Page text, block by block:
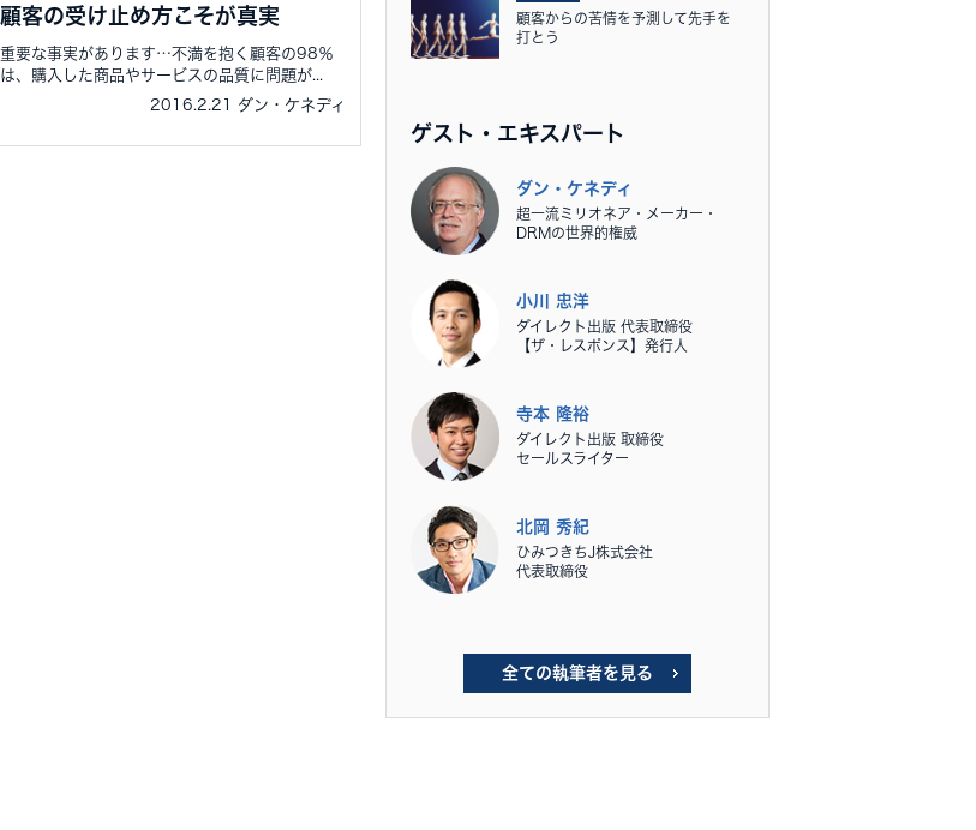
顧客の受け止め方こそが真実
重要な事実があります…不満を抱く顧客の98％
は、購入した商品やサービスの品質に問題が...
2016.2.21 ダン・ケネディ
顧客からの苦情を予測して先手を
打とう
ゲスト・エキスパート
ダン・ケネディ
超一流ミリオネア・メーカー・
DRMの世界的権威
小川 忠洋
ダイレクト出版 代表取締役
【ザ・レスポンス】発行人
寺本 隆裕
ダイレクト出版 取締役
セールスライター
北岡 秀紀
ひみつきちJ株式会社
代表取締役
全ての執筆者を見る